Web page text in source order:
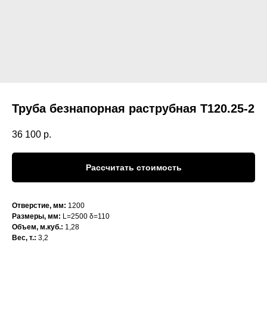
Труба безнапорная раструбная Т120.25-2
36 100 р.
Рассчитать стоимость
Отверстие, мм: 1200
Размеры, мм: L=2500 δ=110
Объем, м.куб.: 1,28
Вес, т.: 3,2